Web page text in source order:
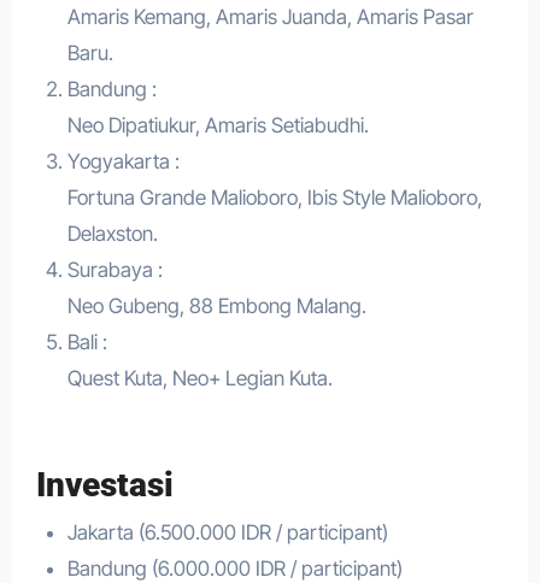
Amaris Kemang, Amaris Juanda, Amaris Pasar
Baru.
Bandung :
Neo Dipatiukur, Amaris Setiabudhi.
Yogyakarta :
Fortuna Grande Malioboro, Ibis Style Malioboro,
Delaxston.
Surabaya :
Neo Gubeng, 88 Embong Malang.
Bali :
Quest Kuta, Neo+ Legian Kuta.
Investasi
Jakarta (6.500.000 IDR / participant)
Bandung (6.000.000 IDR / participant)